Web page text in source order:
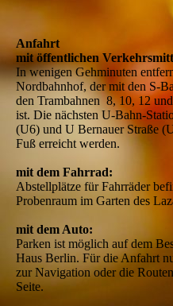
Anfahrt
mit öffentlichen
In wenigen Gehminuten
Nordbahnhof, der mit den S-
den Trambahnen 8, 10, 12
ist. Die nächsten U-Bahn-
(U6) und U Bernauer Straße
Fuß erreicht werden.
mit dem Fahrrad:
Abstellplätze für Fahrräder
Probenraum im Garten des
mit dem Auto:
Parken ist möglich auf dem
Haus Berlin. Für die Anfahrt
zur Navigation oder die
Seite.